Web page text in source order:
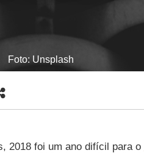
Foto: Unsplash
2018 foi um ano difícil para o